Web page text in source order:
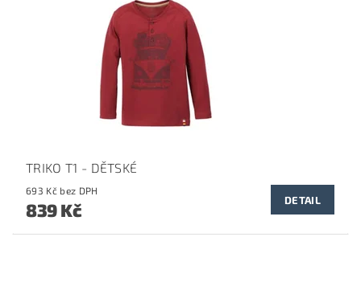
TRIKO T1 - DĚTSKÉ
693 Kč bez DPH
839 Kč DETAIL